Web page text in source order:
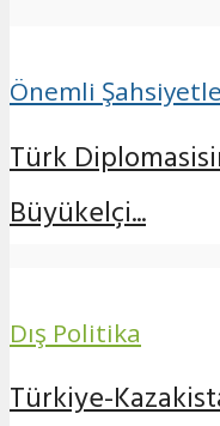
Önemli
Türk
Büyükelçi...
Dış Politika
Türkiye-